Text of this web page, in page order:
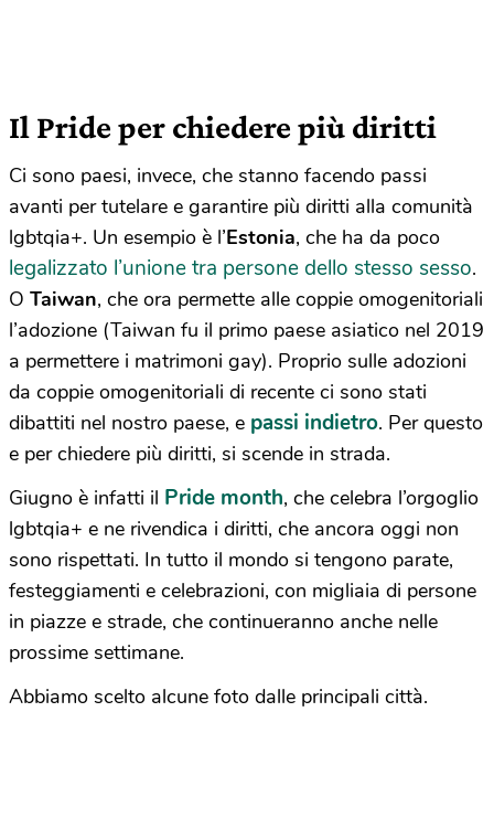
Il Pride per chiedere più diritti
Ci sono paesi, invece, che stanno facendo passi
avanti per tutelare e garantire più diritti alla comunità
lgbtqia+. Un esempio è l’Estonia, che ha da poco
legalizzato l’unione tra persone dello stesso sesso.
O Taiwan, che ora permette alle coppie omogenitoriali
l’adozione (Taiwan fu il primo paese asiatico nel 2019
a permettere i matrimoni gay). Proprio sulle adozioni
da coppie omogenitoriali di recente ci sono stati
dibattiti nel nostro paese, e passi indietro. Per questo
e per chiedere più diritti, si scende in strada.
Giugno è infatti il Pride month, che celebra l’orgoglio
lgbtqia+ e ne rivendica i diritti, che ancora oggi non
sono rispettati. In tutto il mondo si tengono parate,
festeggiamenti e celebrazioni, con migliaia di persone
in piazze e strade, che continueranno anche nelle
prossime settimane.
Abbiamo scelto alcune foto dalle principali città.